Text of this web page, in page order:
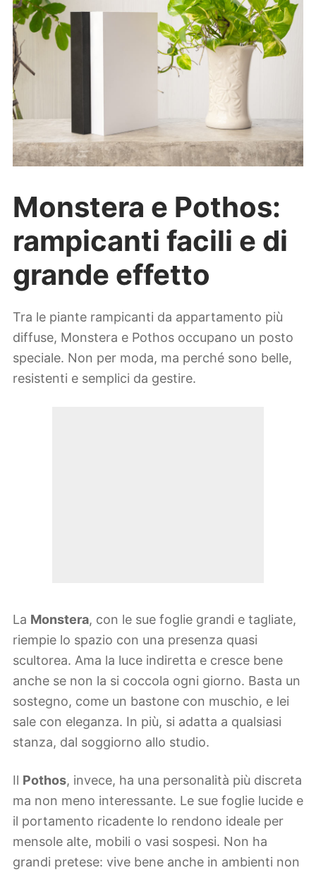
Monstera e Pothos:
rampicanti facili e di
grande effetto
Tra le piante rampicanti da appartamento più
diffuse, Monstera e Pothos occupano un posto
speciale. Non per moda, ma perché sono belle,
resistenti e semplici da gestire.
La Monstera, con le sue foglie grandi e tagliate,
riempie lo spazio con una presenza quasi
scultorea. Ama la luce indiretta e cresce bene
anche se non la si coccola ogni giorno. Basta un
sostegno, come un bastone con muschio, e lei
sale con eleganza. In più, si adatta a qualsiasi
stanza, dal soggiorno allo studio.
Il Pothos, invece, ha una personalità più discreta
ma non meno interessante. Le sue foglie lucide e
il portamento ricadente lo rendono ideale per
mensole alte, mobili o vasi sospesi. Non ha
grandi pretese: vive bene anche in ambienti non